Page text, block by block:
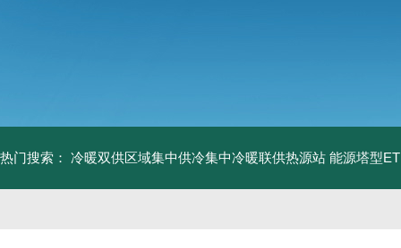
热门搜索： 冷暖双供区域集中供冷集中冷暖联供热源站 能源塔型